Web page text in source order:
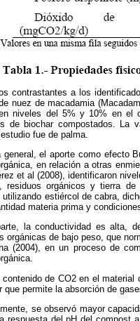
contrastantes a los
nuez de macadamia
niveles del 5% y 10% en el
de biochar compostados. La
fue de palma.
general, el aporte como efecto
en relación a otras
et al (2008), identificaron
residuos orgánicos y tierra
utilizando estiércol de cabra,
materia prima y
la conductividad es alta,
orgánicas de bajo peso, que
(2004), en un proceso de
contenido de CO2 en el
que permite la absorción de
se observó mayor